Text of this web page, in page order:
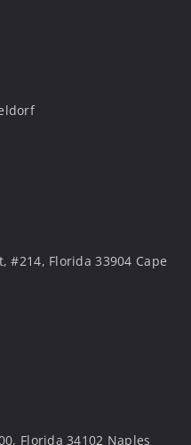
#214, Florida 33904 Cape
Florida 34102 Naples